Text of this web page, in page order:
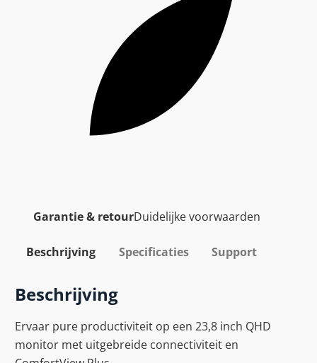
Garantie & retourDuidelijke voorwaarden
Beschrijving Specificaties Support
Beschrijving
Ervaar pure productiviteit op een 23,8 inch QHD
monitor met uitgebreide connectiviteit en